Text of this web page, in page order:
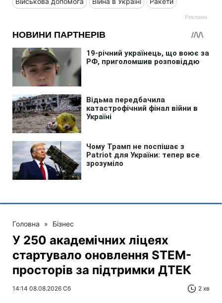
Головна » Бізнес
У 250 академічних ліцеях
стартувало оновлення STEM-
просторів за підтримки ДТЕК​‌
14:14 08.08.2026 Сб 2 хв